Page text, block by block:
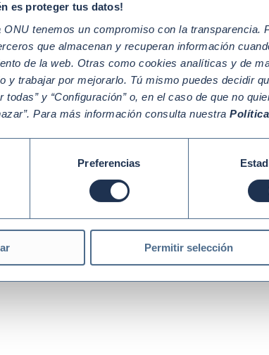
es proteger tus datos!
ONU tenemos un compromiso con la transparencia.
que almacenan y recuperan información
de la web. Otras como cookies analíticas y de
y trabajar por mejorarlo. Tú mismo puedes decidir
todas” y “Configuración” o, en el caso de que no
Para más información consulta nuestra
Preferencias
Permitir selección
Nuestros participantes
Política de Cookies Política de Privacidad